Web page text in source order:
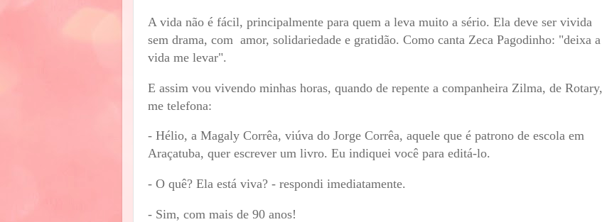
A vida não é fácil, principalmente para quem a leva muito a sério. Ela deve ser vivida
sem drama, com amor, solidariedade e gratidão. Como canta Zeca Pagodinho: "deixa a
vida me levar".
E assim vou vivendo minhas horas, quando de repente a companheira Zilma, de Rotary,
me telefona:
- Hélio, a Magaly Corrêa, viúva do Jorge Corrêa, aquele que é patrono de escola em
Araçatuba, quer escrever um livro. Eu indiquei você para editá-lo.
- O quê? Ela está viva? - respondi imediatamente.
- Sim, com mais de 90 anos!